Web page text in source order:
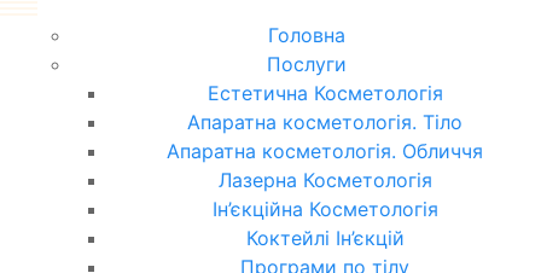
Головна
Послуги
Естетична Косметологія
Апаратна косметологія. Тіло
Апаратна косметологія. Обличчя
Лазерна Косметологія
Ін’єкційна Косметологія
Коктейлі Ін’єкцій
Програми по тілу